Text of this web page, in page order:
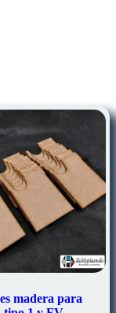
madera para